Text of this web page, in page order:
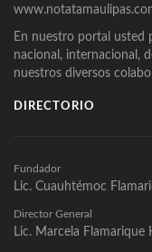
En nuestro portal usted
nacional, internacional,
nuestros diversos
DIRECTORIO
Fundador
Lic. Cuauhtémoc
Director General
Lic. Marcela Flamarique